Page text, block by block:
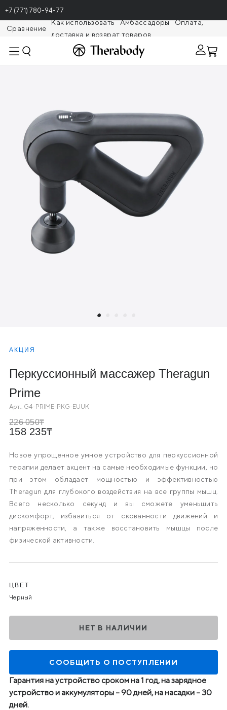
+7 (771) 780-94-77
Сравнение
Как использовать Амбассадоры
Оплата,
доставка и возврат товаров
АКЦИЯ
Перкуссионный массажер Theragun
Prime
Арт.: G4-PRIME-PKG-EUUK
226 050
158 235
Новое упрощенное умное устройство для перкуссионной
терапии делает акцент на самые необходимые функции, но
при этом обладает мощностью и эффективностью
Theragun для глубокого воздействия на все группы мышц.
Всего несколько секунд и вы сможете уменьшить
дискомфорт, избавиться от скованности движений и
напряженности, а также восстановить мышцы после
физической активности.
Варианты
ЦВЕТ
Черный
НЕТ В НАЛИЧИИ
СООБЩИТЬ О ПОСТУПЛЕНИИ
Гарантия на устройство сроком на 1 год, на зарядное
устройство и аккумуляторы – 90 дней, на насадки – 30
дней.